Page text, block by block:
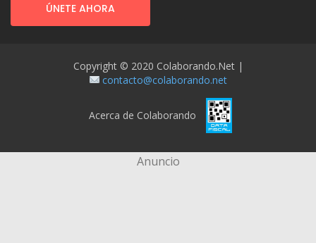
ÚNETE AHORA
Copyright © 2020 Colaborando.net |
contacto@colaborando.net
Acerca de Colaborando
Anuncio